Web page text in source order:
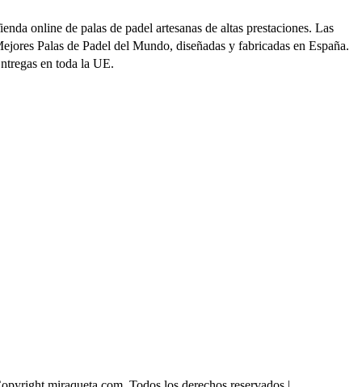
online de palas de padel artesanas de altas prestaciones. Las
Palas de Padel del Mundo, diseñadas y fabricadas en España.
en toda la UE.